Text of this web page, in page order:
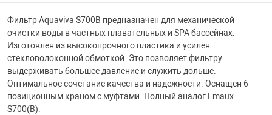
материалы
Фильтр Aquaviva S700B предназначен для механической
очистки воды в частных плавательных и SPA бассейнах.
Изготовлен из высокопрочного пластика и усилен
стекловолоконной обмоткой. Это позволяет фильтру
выдерживать большее давление и служить дольше.
Оптимальное сочетание качества и надежности. Оснащен 6-
позиционным краном с муфтами. Полный аналог Emaux
S700(B).